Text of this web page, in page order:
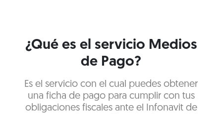
¿Qué es el servicio Medios
de Pago?
Es el servicio con el cual puedes obtener
una ficha de pago para cumplir con tus
obligaciones fiscales ante el Infonavit de